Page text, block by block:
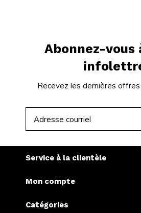
Abonnez-vous
Recevez les dernières
Service à la clientèle
Mon compte
Catégories